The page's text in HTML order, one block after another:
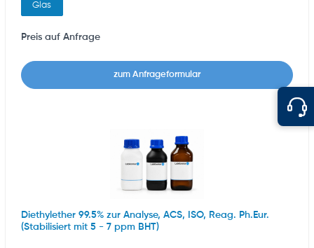
Glas
Preis auf Anfrage
zum Anfrageformular
Diethylether 99.5% zur Analyse, ACS, ISO, Reag. Ph.Eur.
(Stabilisiert mit 5 - 7 ppm BHT)